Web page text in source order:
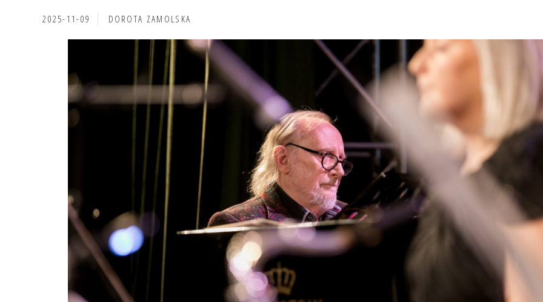
2025-11-09 DOROTA ZAMOLSKA